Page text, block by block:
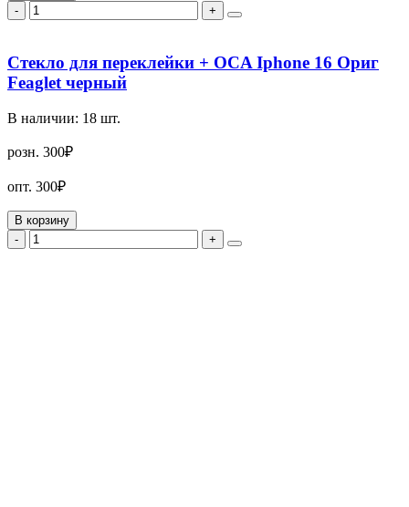
-
+
Стекло для переклейки + OCA Iphone 16 Ориг
Feaglet черный
В наличии: 18 шт.
розн. 300₽
опт. 300₽
В корзину
-
+